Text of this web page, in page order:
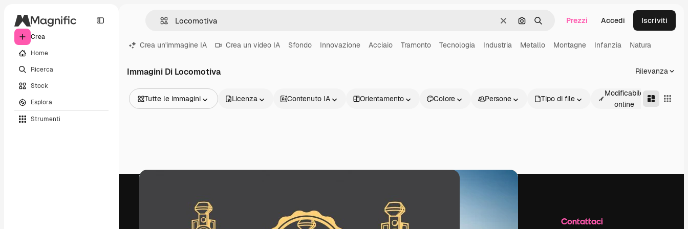
Crea
Home
Ricerca
Stock
Esplora
Strumenti
CancellaCerca per immagine
Ricerca Prezzi Accedi Iscriviti
Crea un'immagine IA Crea un video IA Sfondo Innovazione Acciaio Tramonto Tecnologia Industria Metallo Montagne Infanzia Natura
Immagini Di Locomotiva Rilevanza
Tutte le immagini
Video
Licenza Contenuto IA Orientamento Colore Persone Tipo di file
Modificabile
online
Prodotti Inizia Contattaci